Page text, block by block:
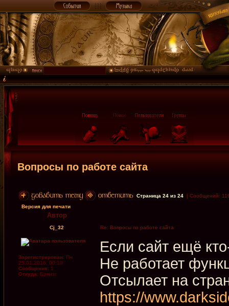
Вопросы по работе сайта
Страница 24 из 24 [ Сообщений:
Версия для печати
Автор
Cj_32 Re: Вопросы по работе сайта
Зарегистрирован: Пн
25.01.2016, 00:10
Сообщения: 1
Откуда: Брянзг
Если сайт ещё
Не работает
Отсылает на
https://